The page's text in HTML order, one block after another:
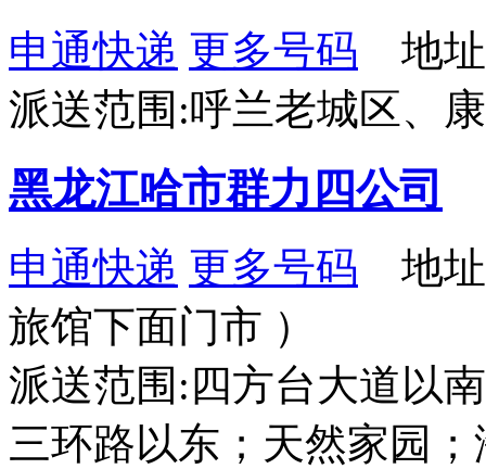
申通快递 更多号码 地址
派送范围:呼兰老城区、
黑龙江哈市群力四公司
申通快递 更多号码 地址
旅馆下面门市 ）
派送范围:四方台大道以
三环路以东；天然家园